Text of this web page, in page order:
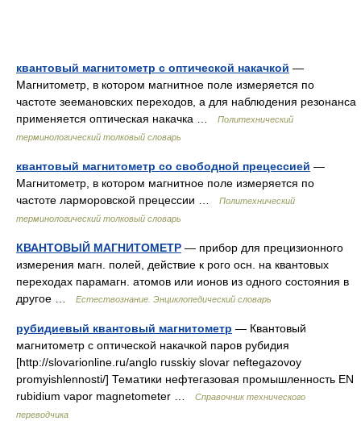
квантовый магнитометр с оптической накачкой —
Магнитометр, в котором магнитное поле измеряется по
частоте зеемановских переходов, а для наблюдения резонанса
применяется оптическая накачка …
Политехнический
терминологический толковый словарь
квантовый магнитометр со свободной прецессией —
Магнитометр, в котором магнитное поле измеряется по
частоте ларморовской прецессии …
Политехнический
терминологический толковый словарь
КВАНТОВЫЙ МАГНИТОМЕТР — прибор для прецизионного
измерения магн. полей, действие к рого осн. на квантовых
переходах парамагн. атомов или ионов из одного состояния в
другое …
Естествознание. Энциклопедический словарь
рубидиевый квантовый магнитометр — Квантовый
магнитометр с оптической накачкой паров рубидия
[http://slovarionline.ru/anglo russkiy slovar neftegazovoy
promyishlennosti/] Тематики нефтегазовая промышленность EN
rubidium vapor magnetometer …
Справочник технического
переводчика